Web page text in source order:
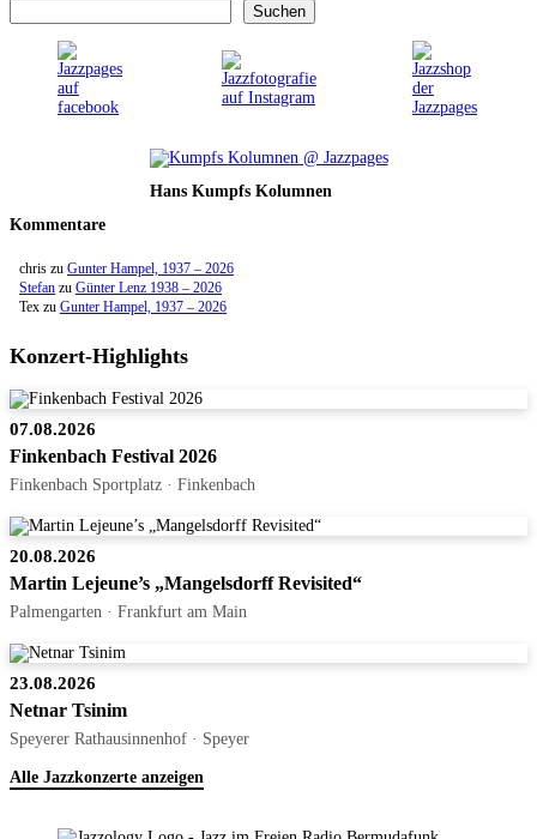
Suchen
Hans Kumpfs Kolumnen
Kommentare
chris zu Gunter Hampel, 1937 – 2026
Stefan zu Günter Lenz 1938 – 2026
Tex zu Gunter Hampel, 1937 – 2026
Konzert-Highlights
07.08.2026
Finkenbach Festival 2026
Finkenbach Sportplatz · Finkenbach
20.08.2026
Martin Lejeune’s „Mangelsdorff Revisited“
Palmengarten · Frankfurt am Main
23.08.2026
Netnar Tsinim
Speyerer Rathausinnenhof · Speyer
Alle Jazzkonzerte anzeigen